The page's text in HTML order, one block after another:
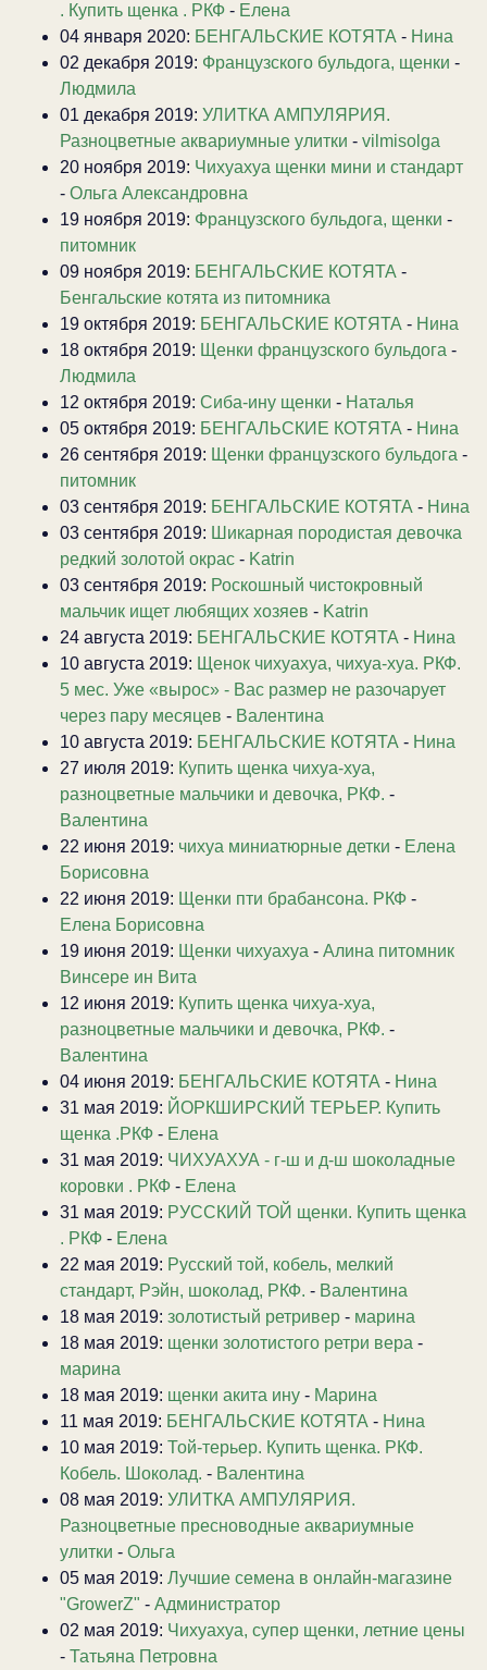
. Купить щенка . РКФ - Елена
04 января 2020: БЕНГАЛЬСКИЕ КОТЯТА - Нина
02 декабря 2019: Французского бульдога, щенки -
Людмила
01 декабря 2019: УЛИТКА АМПУЛЯРИЯ.
Разноцветные аквариумные улитки - vilmisolga
20 ноября 2019: Чихуахуа щенки мини и стандарт
- Ольга Александровна
19 ноября 2019: Французского бульдога, щенки -
питомник
09 ноября 2019: БЕНГАЛЬСКИЕ КОТЯТА -
Бенгальские котята из питомника
19 октября 2019: БЕНГАЛЬСКИЕ КОТЯТА - Нина
18 октября 2019: Щенки французского бульдога -
Людмила
12 октября 2019: Сиба-ину щенки - Наталья
05 октября 2019: БЕНГАЛЬСКИЕ КОТЯТА - Нина
26 сентября 2019: Щенки французского бульдога -
питомник
03 сентября 2019: БЕНГАЛЬСКИЕ КОТЯТА - Нина
03 сентября 2019: Шикарная породистая девочка
редкий золотой окрас - Katrin
03 сентября 2019: Роскошный чистокровный
мальчик ищет любящих хозяев - Katrin
24 августа 2019: БЕНГАЛЬСКИЕ КОТЯТА - Нина
10 августа 2019: Щенок чихуахуа, чихуа-хуа. РКФ.
5 мес. Уже «вырос» - Вас размер не разочарует
через пару месяцев - Валентина
10 августа 2019: БЕНГАЛЬСКИЕ КОТЯТА - Нина
27 июля 2019: Купить щенка чихуа-хуа,
разноцветные мальчики и девочка, РКФ. -
Валентина
22 июня 2019: чихуа миниатюрные детки - Елена
Борисовна
22 июня 2019: Щенки пти брабансона. РКФ -
Елена Борисовна
19 июня 2019: Щенки чихуахуа - Алина питомник
Винсере ин Вита
12 июня 2019: Купить щенка чихуа-хуа,
разноцветные мальчики и девочка, РКФ. -
Валентина
04 июня 2019: БЕНГАЛЬСКИЕ КОТЯТА - Нина
31 мая 2019: ЙОРКШИРСКИЙ ТЕРЬЕР. Купить
щенка .РКФ - Елена
31 мая 2019: ЧИХУАХУА - г-ш и д-ш шоколадные
коровки . РКФ - Елена
31 мая 2019: РУССКИЙ ТОЙ щенки. Купить щенка
. РКФ - Елена
22 мая 2019: Русский той, кобель, мелкий
стандарт, Рэйн, шоколад, РКФ. - Валентина
18 мая 2019: золотистый ретривер - марина
18 мая 2019: щенки золотистого ретри вера -
марина
18 мая 2019: щенки акита ину - Марина
11 мая 2019: БЕНГАЛЬСКИЕ КОТЯТА - Нина
10 мая 2019: Той-терьер. Купить щенка. РКФ.
Кобель. Шоколад. - Валентина
08 мая 2019: УЛИТКА АМПУЛЯРИЯ.
Разноцветные пресноводные аквариумные
улитки - Ольга
05 мая 2019: Лучшие семена в онлайн-магазине
"GrowerZ" - Администратор
02 мая 2019: Чихуахуа, супер щенки, летние цены
- Татьяна Петровна